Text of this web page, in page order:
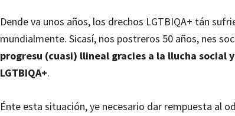
Dende va unos años, los drechos LGTBIQA+ tán
mundialmente. Sicasí, nos postreros 50 años, nes
progresu (cuasi) llineal gracies a la llucha social
LGTBIQA+.
Énte esta situación, ye necesario dar rempuesta al